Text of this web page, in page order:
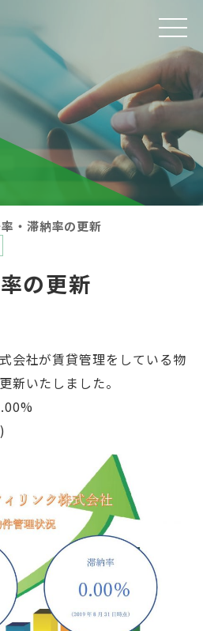
・滞納率の更新
の更新
会社が賃貸管理をしている物
新いたしました。